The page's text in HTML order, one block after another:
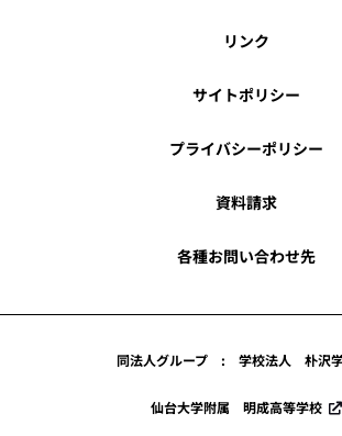
リンク
サイトポリシー
プライバシーポリシー
資料請求
各種お問い合わせ先
同法人グループ : 学校法人 朴沢
仙台大学附属 明成高等学校